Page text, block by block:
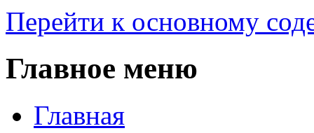
Перейти к основному
Главное меню
Главная